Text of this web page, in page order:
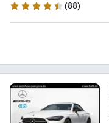
4.6 Sterne
(88)